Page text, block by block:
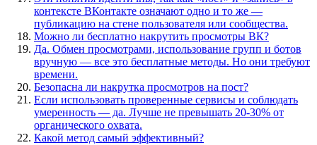
контексте ВКонтакте означают одно и то же —
публикацию на стене пользователя или сообщества.
Можно ли бесплатно накрутить просмотры ВК?
Да. Обмен просмотрами, использование групп и ботов
вручную — все это бесплатные методы. Но они требуют
времени.
Безопасна ли накрутка просмотров на пост?
Если использовать проверенные сервисы и соблюдать
умеренность — да. Лучше не превышать 20-30% от
органического охвата.
Какой метод самый эффективный?